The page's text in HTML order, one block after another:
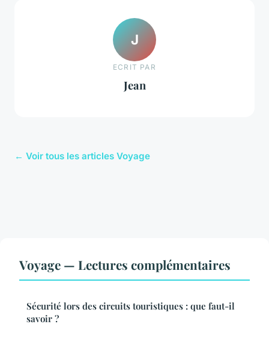
J
ECRIT PAR
Jean
← Voir tous les articles Voyage
Voyage — Lectures complémentaires
Sécurité lors des circuits touristiques : que faut-il
savoir ?